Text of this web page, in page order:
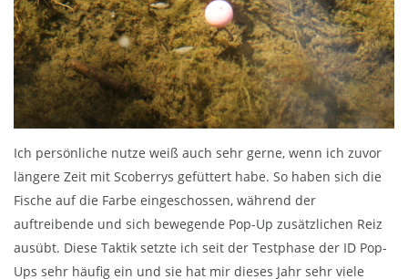
Ich persönliche nutze weiß auch sehr gerne, wenn ich zuvor
längere Zeit mit Scoberrys gefüttert habe. So haben sich die
Fische auf die Farbe eingeschossen, während der
auftreibende und sich bewegende Pop-Up zusätzlichen Reiz
ausübt. Diese Taktik setzte ich seit der Testphase der ID Pop-
Ups sehr häufig ein und sie hat mir dieses Jahr sehr viele